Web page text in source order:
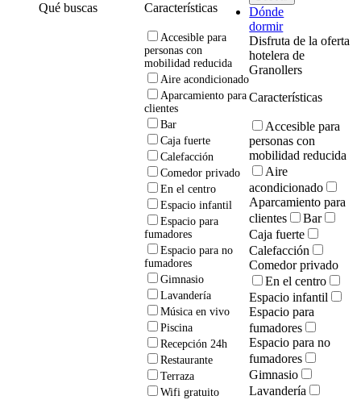
Qué buscas
Características
Accesible para
personas con
mobilidad reducida
Aire acondicionado
Aparcamiento para
clientes
Bar
Caja fuerte
Calefacción
Comedor privado
En el centro
Espacio infantil
Espacio para
fumadores
Espacio para no
fumadores
Gimnasio
Lavandería
Música en vivo
Piscina
Recepción 24h
Restaurante
Terraza
Wifi gratuito
Dónde
dormir
Disfruta de la oferta
hotelera de
Granollers
Características
Accesible para
personas con
mobilidad reducida
Aire
acondicionado
Aparcamiento para
clientes
Bar
Caja fuerte
Calefacción
Comedor privado
En el centro
Espacio infantil
Espacio para
fumadores
Espacio para no
fumadores
Gimnasio
Lavandería